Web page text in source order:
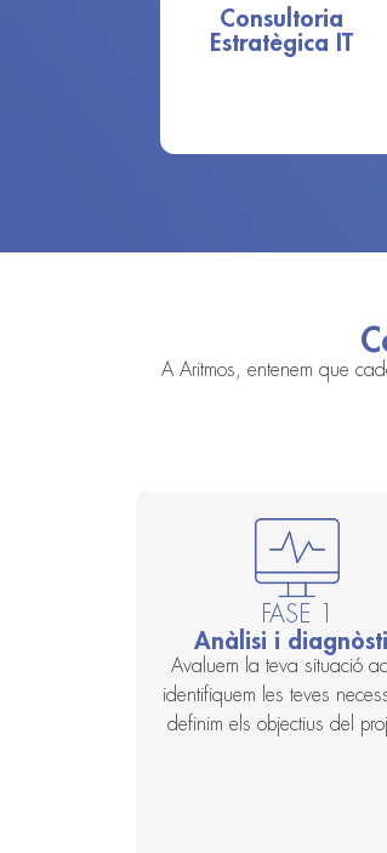
Consultoria
Estratègica IT
A Aritmos, entenem que
FASE 1
Anàlisi i
Avaluem la teva situació
identifiquem les teves
definim els objectius del